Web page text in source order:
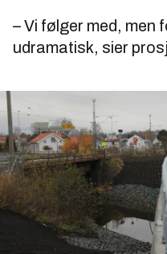
– Vi følger med, men
udramatisk, sier